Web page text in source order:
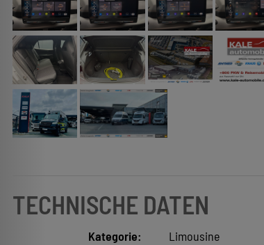
TECHNISCHE DATEN
Kategorie: Limousine